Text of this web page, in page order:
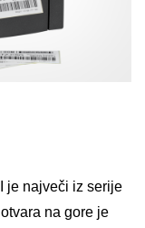
je največi iz serije
na gore je